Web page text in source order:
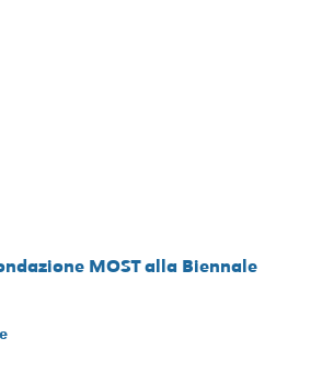
MOST alla Biennale